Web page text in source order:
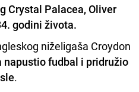
Crystal Palacea, Oliver
godini života.
niželigaša Croydon
napustio fudbal i pridružio
.